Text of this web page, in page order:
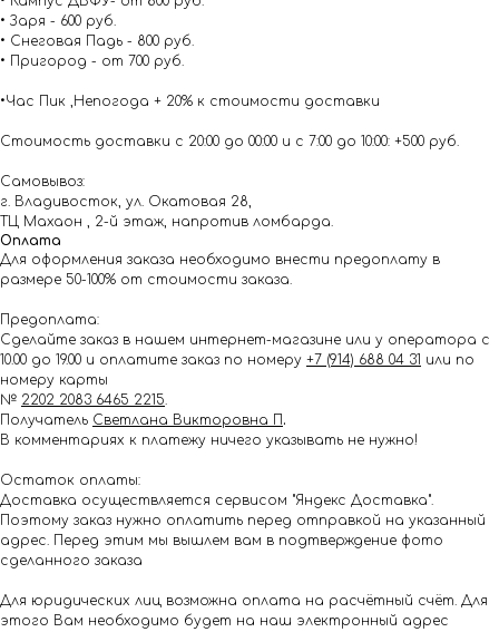
• Заря - 600 руб.
• Снеговая Падь - 800 руб.
• Пригород - от 700 руб.
•Час Пик ,Непогода + 20% к стоимости доставки
Стоимость доставки с 20:00 до 00:00 и с 7:00 до 10:00: +500 руб.
Самовывоз:
г. Владивосток, ул. Окатовая 28,
ТЦ Махаон , 2-й этаж, напротив ломбарда.
Оплата
Для оформления заказа необходимо внести предоплату в
размере 50-100% от стоимости заказа.
Предоплата:
Сделайте заказ в нашем интернет-магазине или у оператора с
10.00 до 19.00 и оплатите заказ по номеру +7 (914) 688 04 31 или по
номеру карты
№ 2202 2083 6465 2215.
Получатель Светлана Викторовна П .
В комментариях к платежу ничего указывать не нужно!
Остаток оплаты:
Доставка осуществляется сервисом "Яндекс Доставка".
Поэтому заказ нужно оплатить перед отправкой на указанный
адрес. Перед этим мы вышлем вам в подтверждение фото
сделанного заказа
Для юридических лиц возможна оплата на расчётный счёт. Для
этого Вам необходимо будет на наш электронный адрес